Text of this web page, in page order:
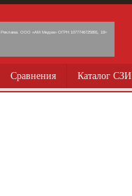
Реклама. ООО «АМ Медиа» ОГРН 1077746725891, 18+
Сравнения Каталог СЗИ